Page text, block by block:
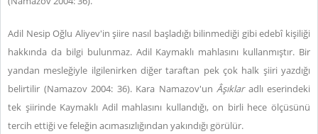
Adil Nesip Oğlu Aliyev'in şiire nasıl başladığı bilinmediği gibi edebî kişiliği
hakkında da bilgi bulunmaz. Adil Kaymaklı mahlasını kullanmıştır. Bir
yandan mesleğiyle ilgilenirken diğer taraftan pek çok halk şiiri yazdığı
belirtilir (Namazov 2004: 36). Kara Namazov'un Âşıklaradlı eserindeki
tek şiirinde Kaymaklı Adil mahlasını kullandığı, on birli hece ölçüsünü
tercih ettiği ve feleğin acımasızlığından yakındığı görülür.